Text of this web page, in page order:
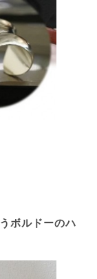
ボルドーのハ